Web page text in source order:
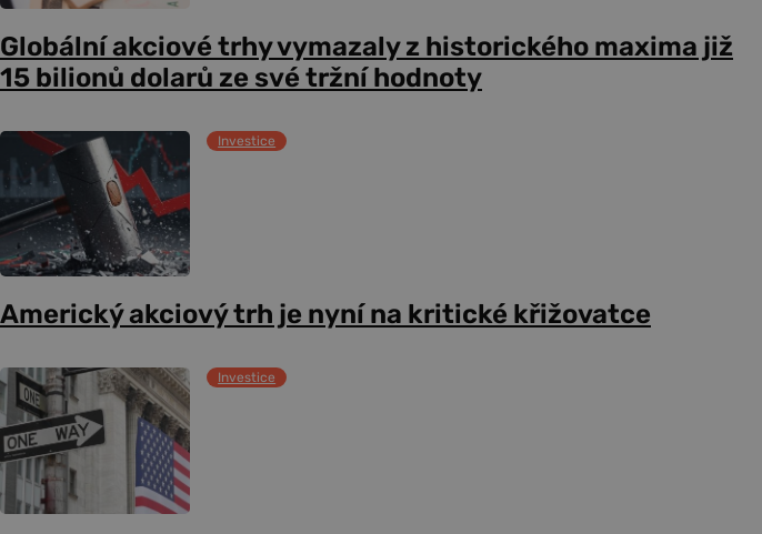
Globální akciové trhy vymazaly z historického maxima již
15 bilionů dolarů ze své tržní hodnoty
Investice
Americký akciový trh je nyní na kritické křižovatce
Investice